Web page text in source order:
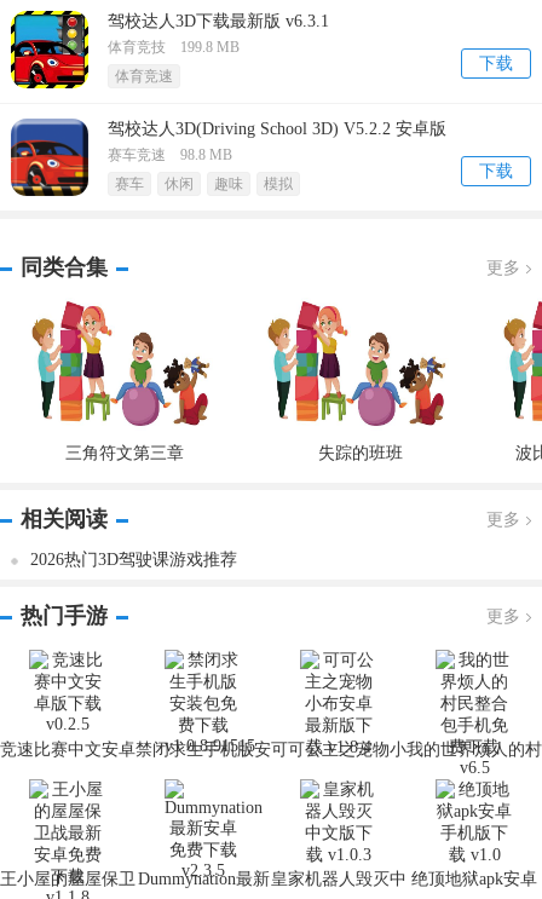
驾校达人3D下载最新版 v6.3.1
下载
体育竞技 199.8 MB
体育竞速
驾校达人3D(Driving School 3D) V5.2.2 安卓版
下载
赛车竞速 98.8 MB
赛车
休闲 趣味 模拟
同类合集 更多
三角符文第三章 失踪的班班 波
相关阅读 更多
2026热门3D驾驶课游戏推荐
热门手游 更多
竞速比赛中文安卓禁闭求生手机版安
v1.0.8.91515
可可公主之宠物小
v1.8.4
我的世界烦人的村
民整合包手机免费
下载 v6.5
王小屋的屋屋保卫 Dummynation最新皇家机器人毁灭中 绝顶地狱apk安卓